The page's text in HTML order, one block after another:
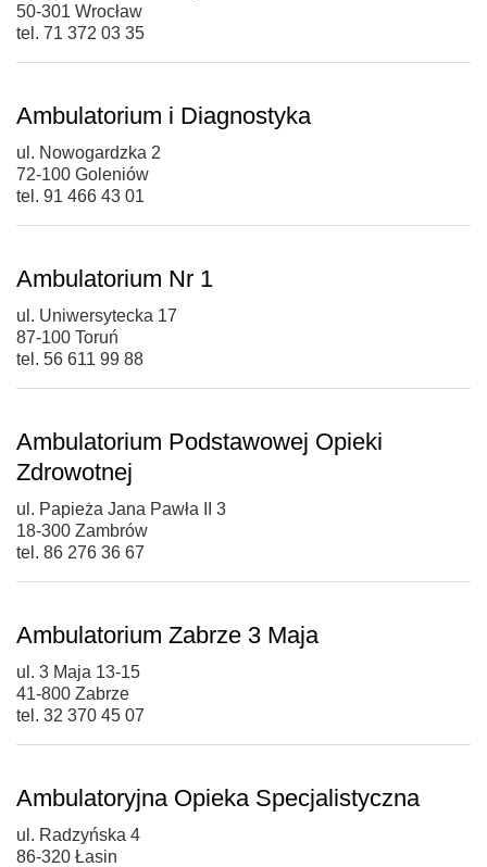
50-301 Wrocław
tel. 71 372 03 35
Ambulatorium i Diagnostyka
ul. Nowogardzka 2
72-100 Goleniów
tel. 91 466 43 01
Ambulatorium Nr 1
ul. Uniwersytecka 17
87-100 Toruń
tel. 56 611 99 88
Ambulatorium Podstawowej Opieki
Zdrowotnej
ul. Papieża Jana Pawła II 3
18-300 Zambrów
tel. 86 276 36 67
Ambulatorium Zabrze 3 Maja
ul. 3 Maja 13-15
41-800 Zabrze
tel. 32 370 45 07
Ambulatoryjna Opieka Specjalistyczna
ul. Radzyńska 4
86-320 Łasin